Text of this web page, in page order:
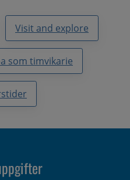
Visit and explore
som timvikarie